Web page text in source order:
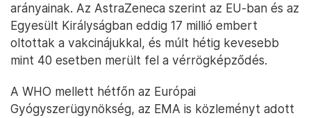
arányainak. Az AstraZeneca szerint az EU-ban és az
Egyesült Királyságban eddig 17 millió embert
oltottak a vakcinájukkal, és múlt hétig kevesebb
mint 40 esetben merült fel a vérrögképződés.
A WHO mellett hétfőn az Európai
Gyógyszerügynökség, az EMA is közleményt adott